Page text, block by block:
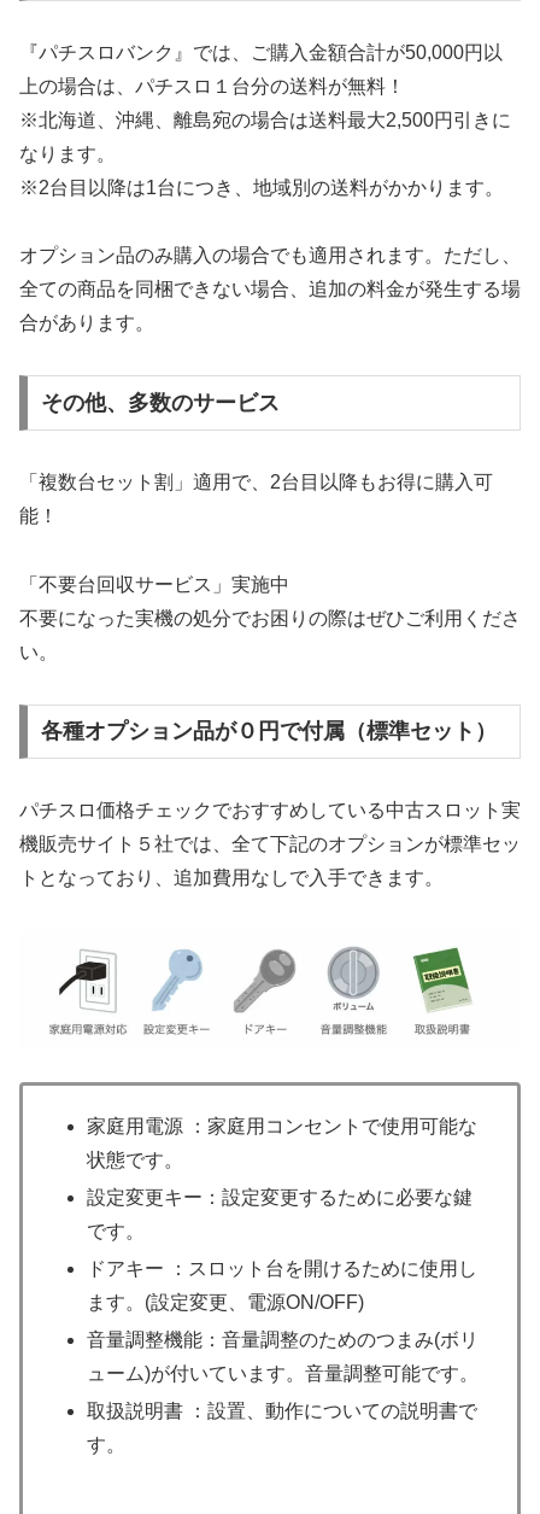
『パチスロバンク』では、ご購入金額合計が50,000円以
上の場合は、パチスロ１台分の送料が無料！
※北海道、沖縄、離島宛の場合は送料最大2,500円引きに
なります。
※2台目以降は1台につき、地域別の送料がかかります。
オプション品のみ購入の場合でも適用されます。ただし、
全ての商品を同梱できない場合、追加の料金が発生する場
合があります。
その他、多数のサービス
「複数台セット割」適用で、2台目以降もお得に購入可
能！
「不要台回収サービス」実施中
不要になった実機の処分でお困りの際はぜひご利用くださ
い。
各種オプション品が０円で付属（標準セット）
パチスロ価格チェックでおすすめしている中古スロット実
機販売サイト５社では、全て下記のオプションが標準セッ
トとなっており、追加費用なしで入手できます。
家庭用電源 ：家庭用コンセントで使用可能な
状態です。
設定変更キー：設定変更するために必要な鍵
です。
ドアキー ：スロット台を開けるために使用し
ます。(設定変更、電源ON/OFF)
音量調整機能：音量調整のためのつまみ(ボリ
ューム)が付いています。音量調整可能です。
取扱説明書 ：設置、動作についての説明書で
す。